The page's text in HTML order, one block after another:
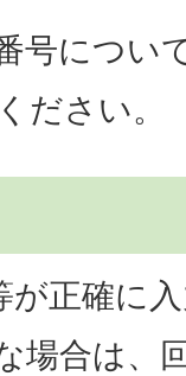
号につい
ださい。
が正確に
場合は、